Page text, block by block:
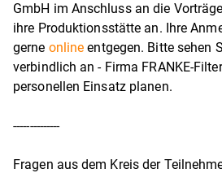
GmbH im Anschluss an die
ihre Produktionsstätte an. Ihre
gerne online entgegen. Bitte sehen
verbindlich an - Firma FRANKE-
personellen Einsatz planen.
--------------
Fragen aus dem Kreis der